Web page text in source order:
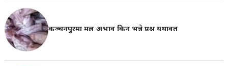
कञ्चनपुरमा मल अभाव किन भन्ने प्रश्न यथावत